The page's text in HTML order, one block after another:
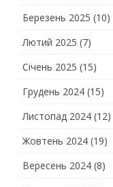
Березень 2025 (10)
Лютий 2025 (7)
Січень 2025 (15)
Грудень 2024 (15)
Листопад 2024 (12)
Жовтень 2024 (19)
Вересень 2024 (8)